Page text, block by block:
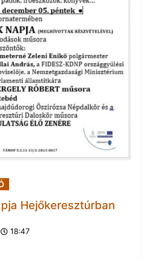
Hejőkeresztúrban
18:47